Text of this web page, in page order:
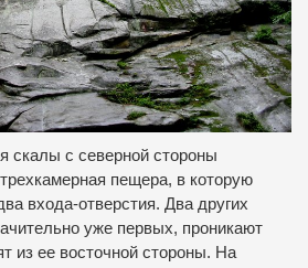
скалы с северной стороны
пещера, в которую
входа-отверстия. Два других
уже первых, проникают
из ее восточной стороны. На